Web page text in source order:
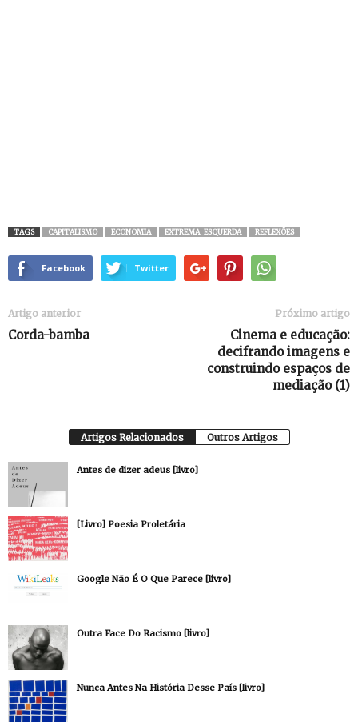
TAGS CAPITALISMO ECONOMIA EXTREMA_ESQUERDA REFLEXÕES
Facebook Twitter
Artigo anterior
Corda-bamba
Próximo artigo
Cinema e educação:
decifrando imagens e
construindo espaços de
mediação (1)
Artigos Relacionados Outros Artigos
Antes de dizer adeus [livro]
[Livro] Poesia Proletária
Google Não É O Que Parece [livro]
Outra Face Do Racismo [livro]
Nunca Antes Na História Desse País [livro]